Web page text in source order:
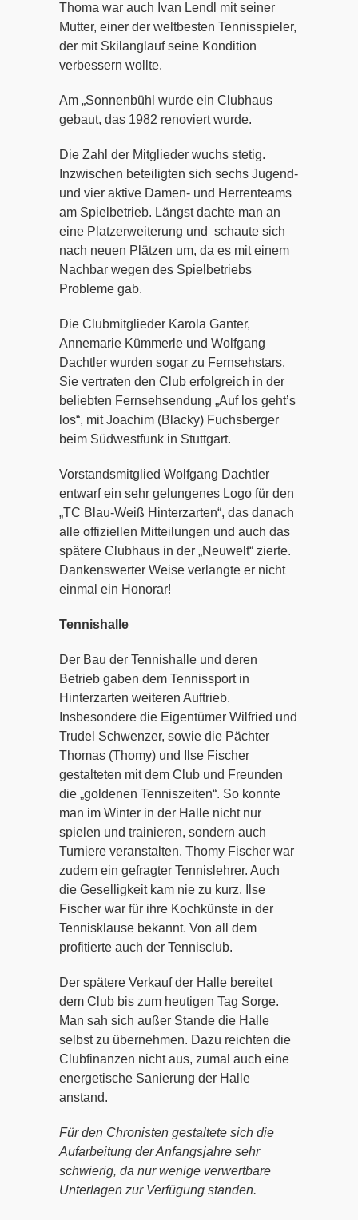
Thoma war auch Ivan Lendl mit seiner
Mutter, einer der weltbesten Tennisspieler,
der mit Skilanglauf seine Kondition
verbessern wollte.
Am „Sonnenbühl wurde ein Clubhaus
gebaut, das 1982 renoviert wurde.
Die Zahl der Mitglieder wuchs stetig.
Inzwischen beteiligten sich sechs Jugend-
und vier aktive Damen- und Herrenteams
am Spielbetrieb. Längst dachte man an
eine Platzerweiterung und schaute sich
nach neuen Plätzen um, da es mit einem
Nachbar wegen des Spielbetriebs
Probleme gab.
Die Clubmitglieder Karola Ganter,
Annemarie Kümmerle und Wolfgang
Dachtler wurden sogar zu Fernsehstars.
Sie vertraten den Club erfolgreich in der
beliebten Fernsehsendung „Auf los geht’s
los“, mit Joachim (Blacky) Fuchsberger
beim Südwestfunk in Stuttgart.
Vorstandsmitglied Wolfgang Dachtler
entwarf ein sehr gelungenes Logo für den
„TC Blau-Weiß Hinterzarten“, das danach
alle offiziellen Mitteilungen und auch das
spätere Clubhaus in der „Neuwelt“ zierte.
Dankenswerter Weise verlangte er nicht
einmal ein Honorar!
Tennishalle
Der Bau der Tennishalle und deren
Betrieb gaben dem Tennissport in
Hinterzarten weiteren Auftrieb.
Insbesondere die Eigentümer Wilfried und
Trudel Schwenzer, sowie die Pächter
Thomas (Thomy) und Ilse Fischer
gestalteten mit dem Club und Freunden
die „goldenen Tenniszeiten“. So konnte
man im Winter in der Halle nicht nur
spielen und trainieren, sondern auch
Turniere veranstalten. Thomy Fischer war
zudem ein gefragter Tennislehrer. Auch
die Geselligkeit kam nie zu kurz. Ilse
Fischer war für ihre Kochkünste in der
Tennisklause bekannt. Von all dem
profitierte auch der Tennisclub.
Der spätere Verkauf der Halle bereitet
dem Club bis zum heutigen Tag Sorge.
Man sah sich außer Stande die Halle
selbst zu übernehmen. Dazu reichten die
Clubfinanzen nicht aus, zumal auch eine
energetische Sanierung der Halle
anstand.
Für den Chronisten gestaltete sich die
Aufarbeitung der Anfangsjahre sehr
schwierig, da nur wenige verwertbare
Unterlagen zur Verfügung standen.